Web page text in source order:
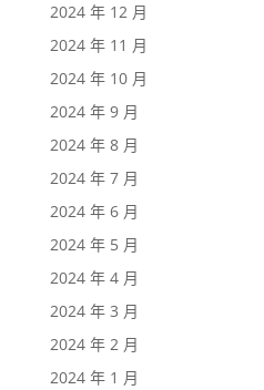
2024 年 12 月
2024 年 11 月
2024 年 10 月
2024 年 9 月
2024 年 8 月
2024 年 7 月
2024 年 6 月
2024 年 5 月
2024 年 4 月
2024 年 3 月
2024 年 2 月
2024 年 1 月